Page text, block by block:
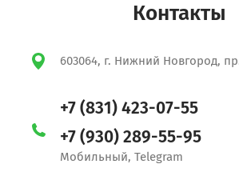
Контакты
603064, г. Нижний Новгород,
+7 (831) 423-07-55
+7 (930) 289-55-95
Мобильный, Telegram